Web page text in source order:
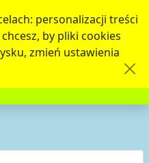
personalizacji treści
by pliki cookies
zmień ustawienia